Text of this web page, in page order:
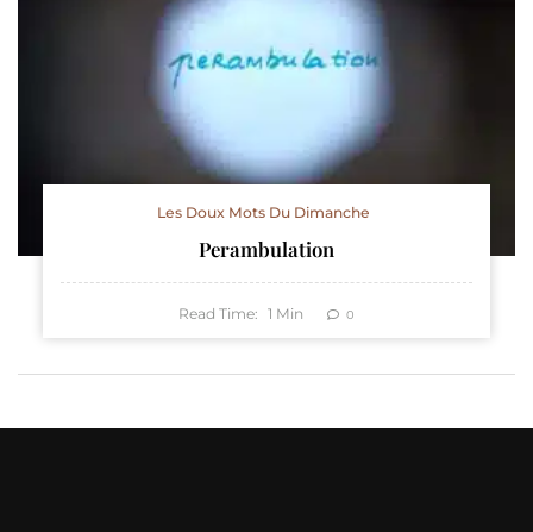
Les Doux Mots Du Dimanche
Perambulation
Read Time: 1 Min 0